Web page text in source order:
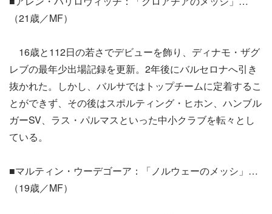
（21歳／MF）
16歳と112日の若さでデビューを飾り、ディナモ・ザグ
レブの最年少出場記録を更新。2年後にバルセロナへ引き
抜かれた。しかし、バルサではトップチームに定着するこ
とができず、その後はスポルティング・ヒホン、ハンブル
ガーSV、ラス・パルマスといった中小クラブを転々とし
ている。
■マルティン・ウーデゴーア：「ノルウェーのメッシ」…
（19歳／MF）